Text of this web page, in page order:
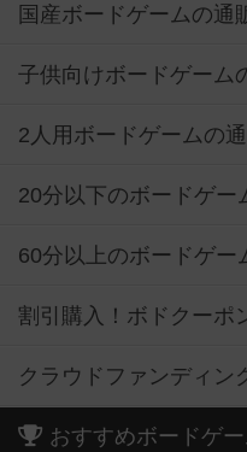
国産ボードゲームの通
子供向けボードゲーム
2人用ボードゲームの
20分以下のボードゲー
60分以上のボードゲー
割引購入！ボドクーポ
クラウドファンディン
おすすめボードゲー